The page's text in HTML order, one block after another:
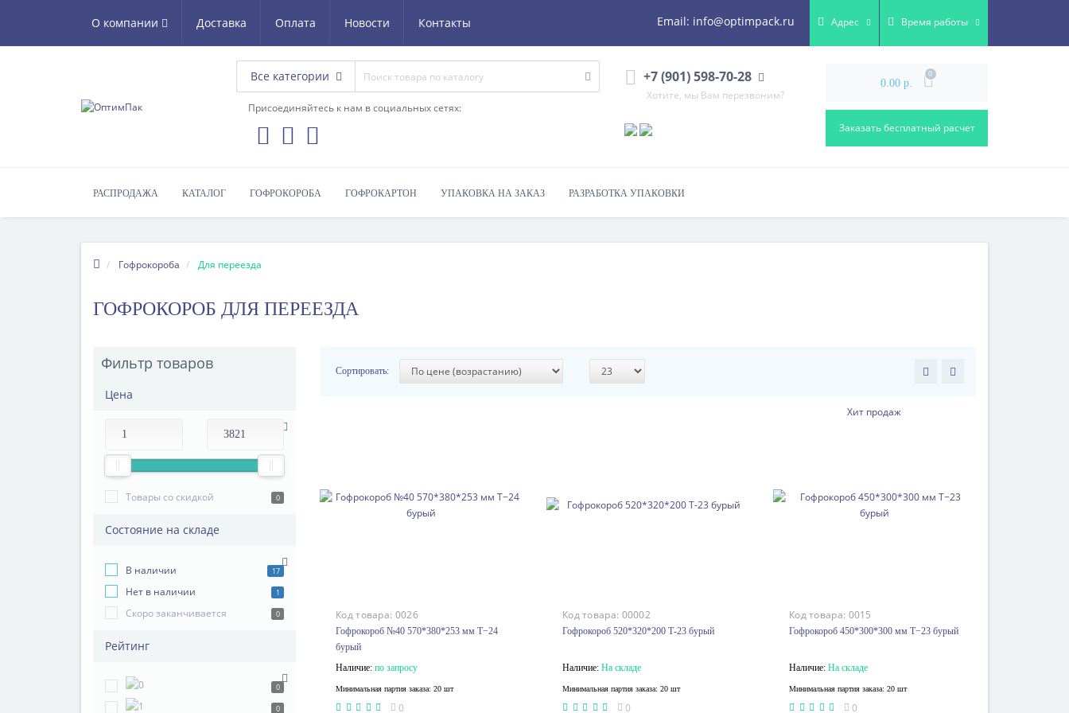
О компании Доставка Оплата Новости Контакты Email: info@optimpack.ru Адрес Время работы
Все категории
Присоединяйтесь к нам в социальных сетях:
+7 (901) 598-70-28
Хотите, мы Вам перезвоним?
0.00 р.
0
Заказать бесплатный расчет
РАСПРОДАЖА КАТАЛОГ ГОФРОКОРОБА ГОФРОКАРТОН УПАКОВКА НА ЗАКАЗ РАЗРАБОТКА УПАКОВКИ
Гофрокороба Для переезда
ГОФРОКОРОБ ДЛЯ ПЕРЕЕЗДА
Фильтр товаров
Цена
Товары со скидкой 0
Состояние на складе
В наличии 17
Нет в наличии 1
Скоро заканчивается 0
Рейтинг
0
0
Сортировать:
Код товара: 0026
Гофрокороб №40 570*380*253 мм Т−24
бурый
Наличие: по запросу
Минимальная партия заказа: 20 шт
0
Код товара: 00002
Гофрокороб 520*320*200 Т-23 бурый
Наличие: На складе
Минимальная партия заказа: 20 шт
0
Хит продаж
Код товара: 0015
Гофрокороб 450*300*300 мм Т−23 бурый
Наличие: На складе
Минимальная партия заказа: 20 шт
0